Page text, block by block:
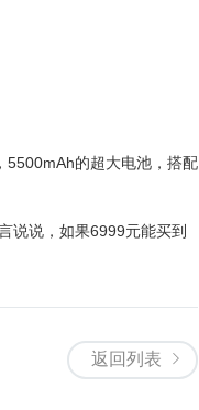
5500mAh的超大电池，搭配
说说，如果6999元能买到
返回列表